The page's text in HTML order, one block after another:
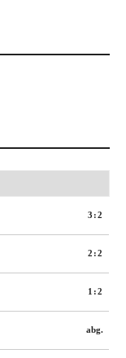
3:2
2:2
1:2
abg.